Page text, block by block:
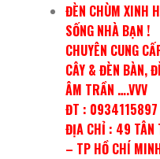
ĐÈN CHÙM XINH
SỐNG NHÀ BẠN !
CHUYÊN CUNG
CÂY & ĐÈN BÀN,
ÂM TRẦN ….VVV
ĐT : 0934115897
ĐỊA CHỈ : 49 TÂN
– TP HỒ CHÍ